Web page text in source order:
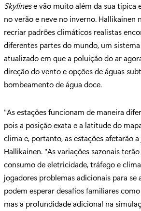
Skylinese vão muito além da sua típica
no verão e neve no inverno. Hallikainen
recriar padrões climáticos realistas
diferentes partes do mundo, um
atualizado em que a poluição do ar
direção do vento e opções de águas
bombeamento de água doce.
"As estações funcionam de maneira
pois a posição exata e a latitude do
clima e, portanto, as estações afetarão
Hallikainen. "As variações sazonais
consumo de eletricidade, tráfego e
jogadores problemas adicionais para se
podem esperar desafios familiares
mas a profundidade adicional na